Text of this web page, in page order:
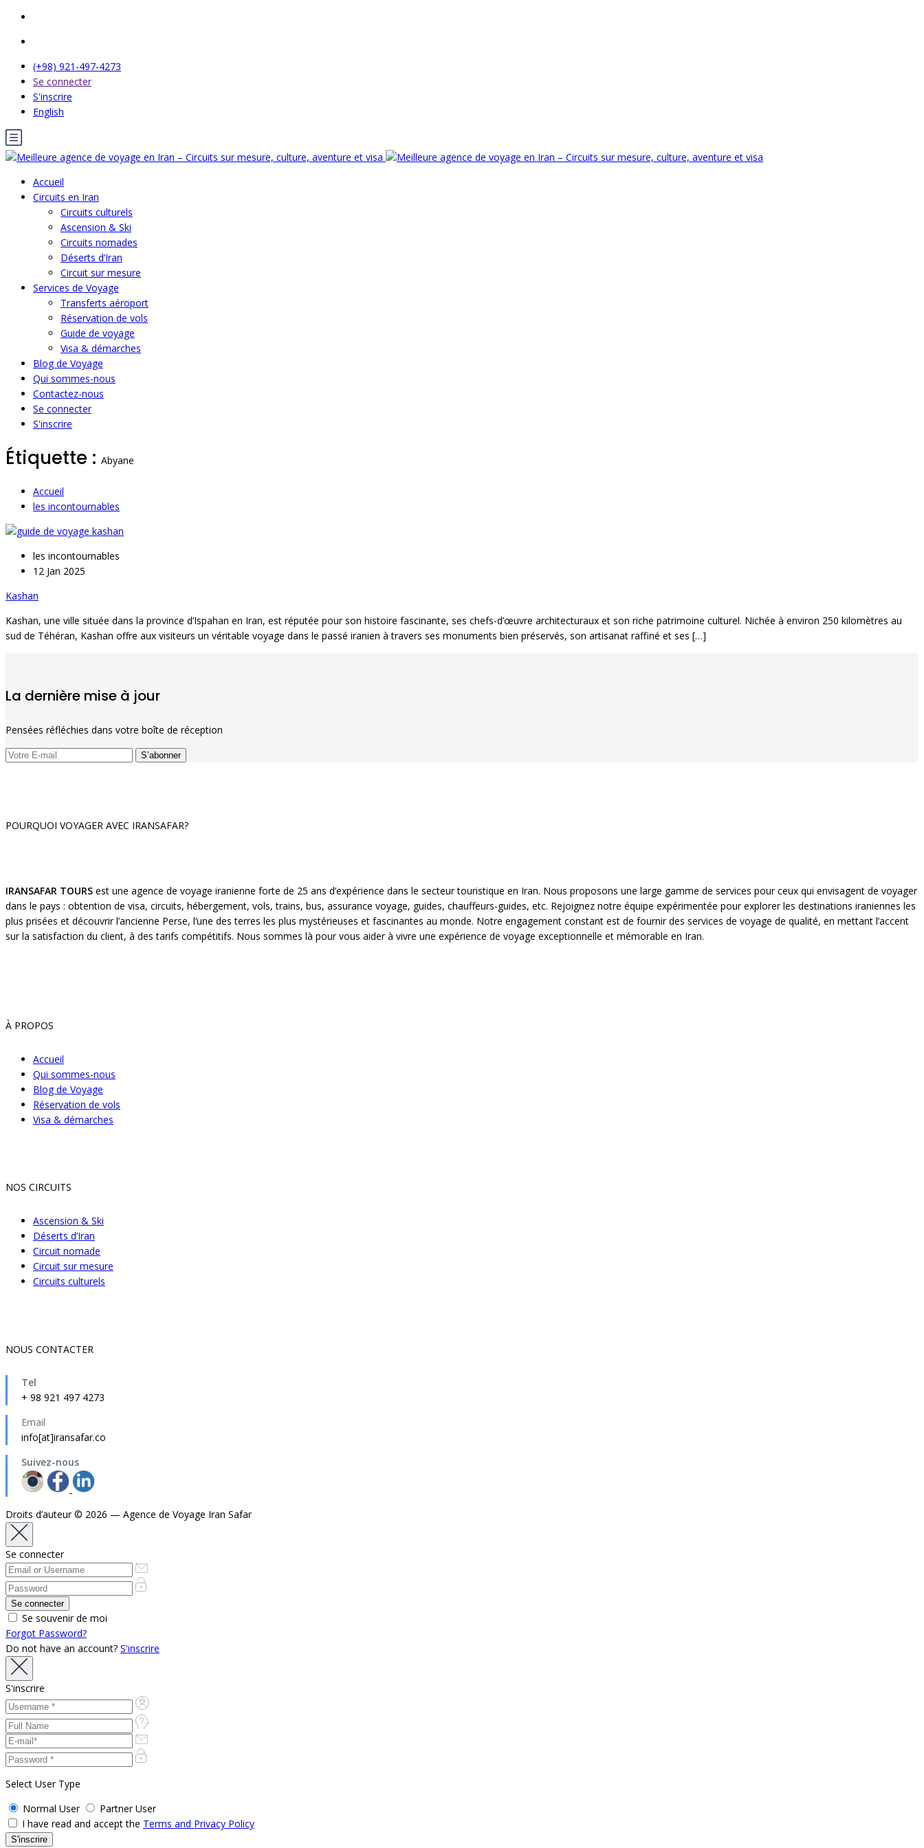
(+98) 921-497-4273
Se connecter
S'inscrire
English
Accueil
Circuits en Iran
Circuits culturels
Ascension & Ski
Circuits nomades
Déserts d’Iran
Circuit sur mesure
Services de Voyage
Transferts aéroport
Réservation de vols
Guide de voyage
Visa & démarches
Blog de Voyage
Qui sommes-nous
Contactez-nous
Se connecter
S'inscrire
Étiquette : Abyane
Accueil
les incontournables
les incontournables
12 Jan 2025
Kashan
Kashan, une ville située dans la province d’Ispahan en Iran, est réputée pour son histoire fascinante, ses chefs-d’œuvre architecturaux et son riche patrimoine culturel. Nichée à environ 250 kilomètres au
sud de Téhéran, Kashan offre aux visiteurs un véritable voyage dans le passé iranien à travers ses monuments bien préservés, son artisanat raffiné et ses […]
La dernière mise à jour
Pensées réfléchies dans votre boîte de réception
POURQUOI VOYAGER AVEC IRANSAFAR?
IRANSAFAR TOURS est une agence de voyage iranienne forte de 25 ans d’expérience dans le secteur touristique en Iran. Nous proposons une large gamme de services pour ceux qui envisagent de voyager
dans le pays : obtention de visa, circuits, hébergement, vols, trains, bus, assurance voyage, guides, chauffeurs-guides, etc. Rejoignez notre équipe expérimentée pour explorer les destinations iraniennes les
plus prisées et découvrir l’ancienne Perse, l’une des terres les plus mystérieuses et fascinantes au monde. Notre engagement constant est de fournir des services de voyage de qualité, en mettant l’accent
sur la satisfaction du client, à des tarifs compétitifs. Nous sommes là pour vous aider à vivre une expérience de voyage exceptionnelle et mémorable en Iran.
À PROPOS
Accueil
Qui sommes-nous
Blog de Voyage
Réservation de vols
Visa & démarches
NOS CIRCUITS
Ascension & Ski
Déserts d’Iran
Circuit nomade
Circuit sur mesure
Circuits culturels
NOUS CONTACTER
Tel
+ 98 921 497 4273
Email
info[at]iransafar.co
Suivez-nous
Droits d’auteur © 2026 — Agence de Voyage Iran Safar
Se connecter
Se souvenir de moi
Forgot Password?
Do not have an account? S'inscrire
S'inscrire
Select User Type
Normal User
Partner User
I have read and accept the Terms and Privacy Policy